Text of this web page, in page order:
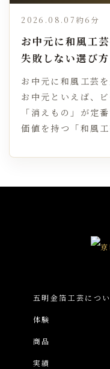
2026.08.07 約6分
お中元に和風工
失敗しない選び方
お中元に和風工芸
お中元といえば、
「消えもの」が定
価値を持つ「和風
五明金箔工芸につ
体験
商品
実績